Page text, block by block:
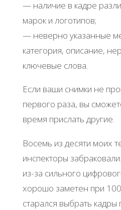
— наличие в кадре
марок и логотипов;
— неверно указанные
категория, описание,
ключевые слова.
Если ваши снимки не
первого раза, вы
время прислать другие.
Восемь из десяти моих
инспекторы
из-за сильного
хорошо заметен при
старался выбрать кадры